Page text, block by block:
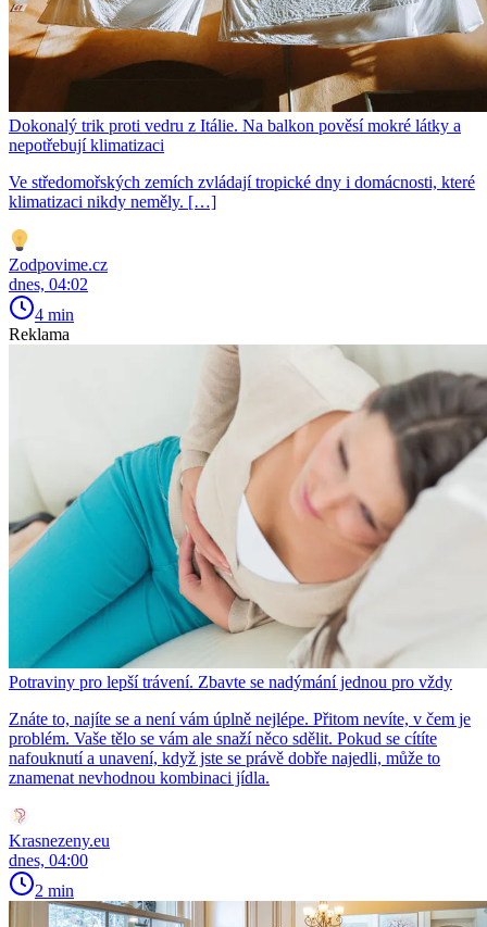
Dokonalý trik proti vedru z Itálie. Na balkon pověsí mokré látky a
nepotřebují klimatizaci
Ve středomořských zemích zvládají tropické dny i domácnosti, které
klimatizaci nikdy neměly. […]
Zodpovime.cz
dnes, 04:02
4 min
Reklama
Potraviny pro lepší trávení. Zbavte se nadýmání jednou pro vždy
Znáte to, najíte se a není vám úplně nejlépe. Přitom nevíte, v čem je
problém. Vaše tělo se vám ale snaží něco sdělit. Pokud se cítíte
nafouknutí a unavení, když jste se právě dobře najedli, může to
znamenat nevhodnou kombinaci jídla.
Krasnezeny.eu
dnes, 04:00
2 min